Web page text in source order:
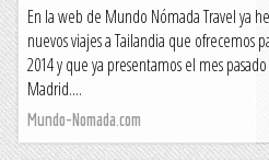
En la web de Mundo Nómada Travel ya
nuevos viajes a Tailandia que ofrecemos
2014 y que ya presentamos el mes
Madrid....
Mundo-Nomada.com